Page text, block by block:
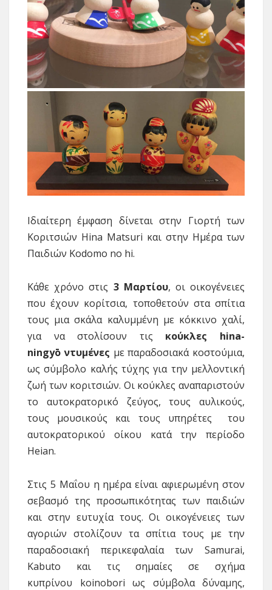
Ιδιαίτερη έμφαση δίνεται στην Γιορτή των
Κοριτσιών Hina Matsuri και στην Ημέρα των
Παιδιών Kodomo no hi.
Κάθε χρόνο στις 3 Μαρτίου, οι οικογένειες
που έχουν κορίτσια, τοποθετούν στα σπίτια
τους μια σκάλα καλυμμένη με κόκκινο χαλί,
για να στολίσουν τις κούκλες hina-
ningyō ντυμένες με παραδοσιακά κοστούμια,
ως σύμβολο καλής τύχης για την μελλοντική
ζωή των κοριτσιών. Οι κούκλες αναπαριστούν
το αυτοκρατορικό ζεύγος, τους αυλικούς,
τους μουσικούς και τους υπηρέτες του
αυτοκρατορικού οίκου κατά την περίοδο
Heian.
Στις 5 Μαΐου η ημέρα είναι αφιερωμένη στον
σεβασμό της προσωπικότητας των παιδιών
και στην ευτυχία τους. Οι οικογένειες των
αγοριών στολίζουν τα σπίτια τους με την
παραδοσιακή περικεφαλαία των Samurai,
Kabuto και τις σημαίες σε σχήμα
κυπρίνου koinobori ως σύμβολα δύναμης,